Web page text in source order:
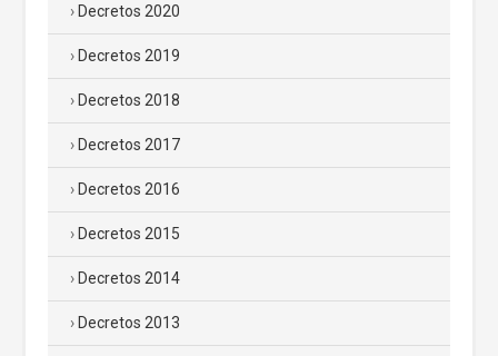
Decretos 2020
Decretos 2019
Decretos 2018
Decretos 2017
Decretos 2016
Decretos 2015
Decretos 2014
Decretos 2013